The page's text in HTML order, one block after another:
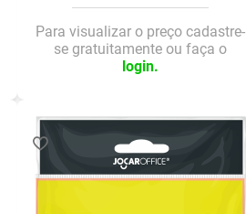
Para visualizar o preço cadastre-
se gratuitamente ou faça o
login.